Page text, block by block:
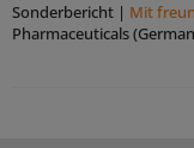
Sonderbericht | Mit
Pharmaceuticals